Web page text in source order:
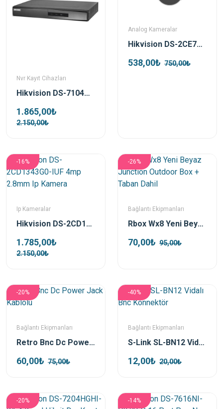
Nvr Kayıt Cihazları
Hikvision DS-7104NI-Q1/M 4 Kanal Nvr Kayıt Cihazı
1.865,00₺
2.150,00₺
Analog Kameralar
Hikvision DS-2CE76D0T-EXIPF TVI 2mp 2.8mm Ir Dome Kamera
538,00₺ 750,00₺
-16%
Ip Kameralar
Hikvision DS-2CD1343G0-IUF 4mp 2.8mm Ip Kamera
1.785,00₺
2.150,00₺
-26%
Bağlantı Ekipmanları
Rbox Wx8 Yeni Beyaz Junction Outdoor Box + Taban Dahil
70,00₺ 95,00₺
-20%
Bağlantı Ekipmanları
Retro Bnc Dc Power Jack Kablolu
60,00₺ 75,00₺
-40%
Bağlantı Ekipmanları
S-Link SL-BN12 Vidalı Bnc Konnektör
12,00₺ 20,00₺
-20% -14%